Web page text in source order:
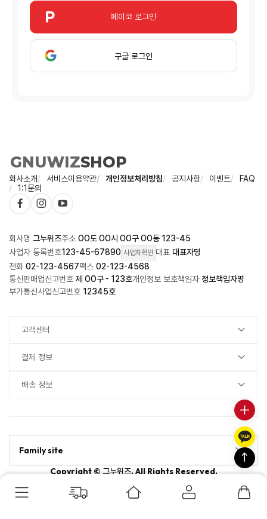
페이코 로그인
구글 로그인
회사소개 서비스이용약관 개인정보처리방침 공지사항 이벤트
FAQ
1:1문의
회사명 그누위즈주소 OO도 OO시 OO구 OO동 123-45
사업자 등록번호123-45-67890 사업자확인 대표 대표자명
전화 02-123-4567팩스 02-123-4568
통신판매업신고번호 제 OO구 - 123호개인정보 보호책임자 정보책임자명
부가통신사업신고번호 12345호
고객센터
결제 정보
배송 정보
Family site
Copyright ©그누위즈. All Rights Reserved.